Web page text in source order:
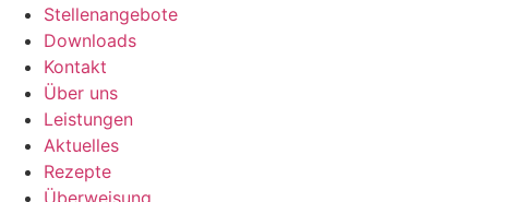
Stellenangebote
Downloads
Kontakt
Über uns
Leistungen
Aktuelles
Rezepte
Überweisung